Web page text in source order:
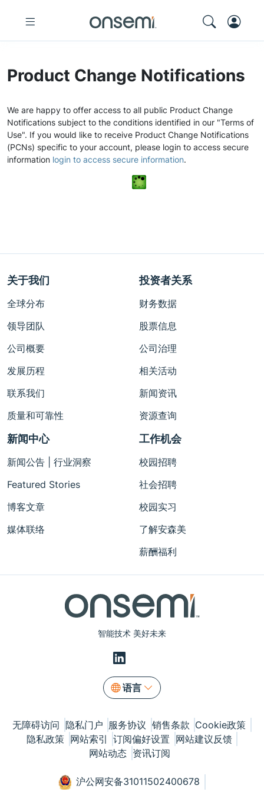
Product Change Notifications
We are happy to offer access to all public Product Change
Notifications subject to the conditions identified in our "Terms of
Use". If you would like to receive Product Change Notifications
(PCNs) specific to your account, please login to access secure
information login to access secure information.
智能技术 美好未来
语言
关于我们
全球分布
领导团队
公司概要
发展历程
联系我们
质量和可靠性
投资者关系
财务数据
股票信息
公司治理
相关活动
新闻资讯
资源查询
新闻中心
新闻公告 | 行业洞察
Featured Stories
博客文章
媒体联络
工作机会
校园招聘
社会招聘
校园实习
了解安森美
薪酬福利
无障碍访问 隐私门户 服务协议 销售条款 Cookie政策
隐私政策 网站索引 订阅偏好设置 网站建议反馈
网站动态 资讯订阅
沪公网安备31011502400678